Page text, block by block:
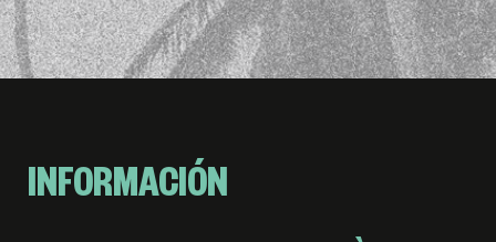
INFORMACIÓN